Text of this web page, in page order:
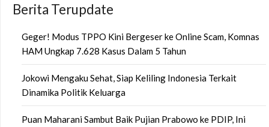
Berita Terupdate
Geger! Modus TPPO Kini Bergeser ke Online Scam, Komnas
HAM Ungkap 7.628 Kasus Dalam 5 Tahun
Jokowi Mengaku Sehat, Siap Keliling Indonesia Terkait
Dinamika Politik Keluarga
Puan Maharani Sambut Baik Pujian Prabowo ke PDIP, Ini